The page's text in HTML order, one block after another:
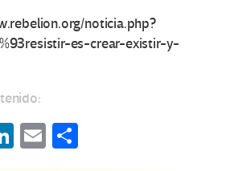
noticia.php?
es-crear-existir-y-
Li
E